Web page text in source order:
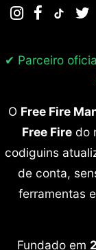
✔ Parceiro
O Free Fire
Free Firedo
codiguins
de conta,
ferramentas
Fundado em